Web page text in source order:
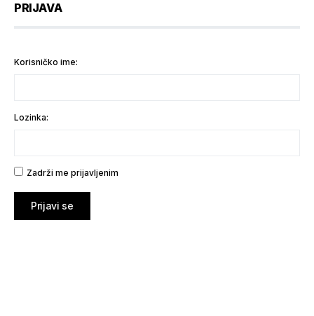
PRIJAVA
Korisničko ime:
Lozinka:
Zadrži me prijavljenim
Prijavi se